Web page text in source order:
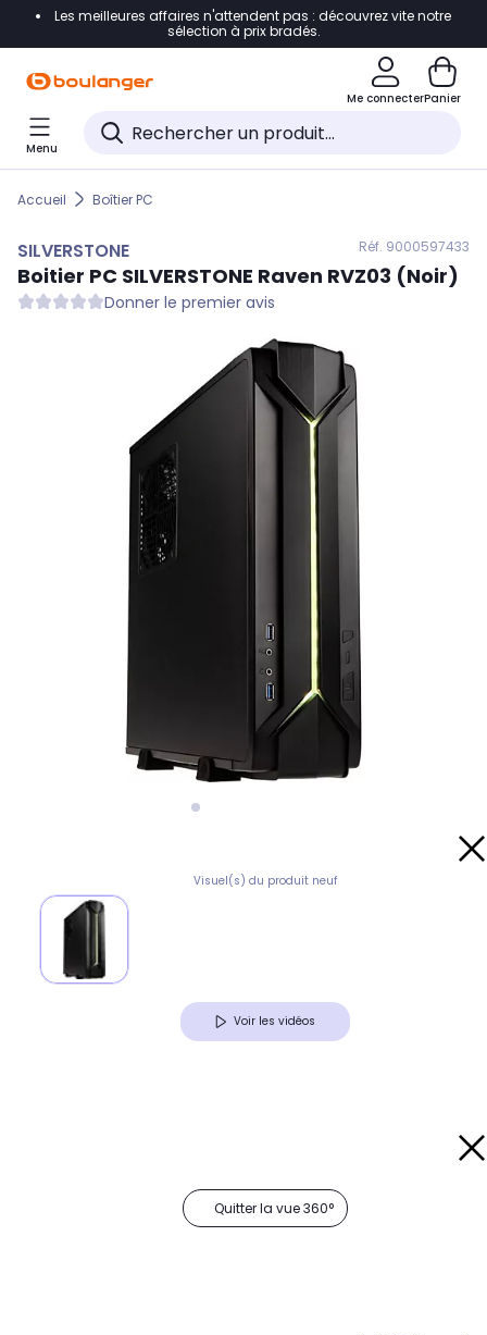
Accéder directement à la navigation
Accéder directement au pied de page
Accéder directement au chatbot
Les meilleures affaires n'attendent pas : découvrez vite notre
sélection à prix bradés.
Me connecterPanier
Menu
Accueil Boîtier PC
SILVERSTONE Réf. 9000597433
Boitier PC SILVERSTONE Raven RVZ03 (Noir)
Donner le premier avis
Visuel(s) du produit neuf
Voir les vidéos
Quitter la vue 360°